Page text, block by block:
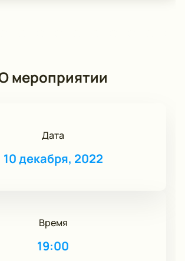
мероприятии
Дата
10 декабря, 2022
Время
19:00